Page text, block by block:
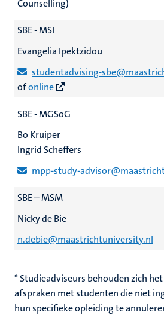
Counselling)
SBE - MSI
Evangelia Ipektzidou
studentadvising-
ofonline
SBE - MGSoG
Bo Kruiper
Ingrid Scheffers
mpp-study-
SBE – MSM
Nicky de Bie
n.debie@maastrichtuniversity.nl
* Studieadviseurs behouden zich
afspraken met studenten die niet
hun specifieke opleiding te